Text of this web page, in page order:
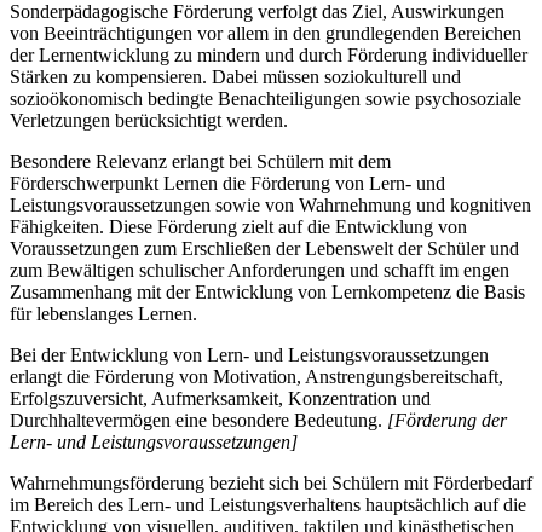
Sonderpädagogische Förderung verfolgt das Ziel, Auswirkungen
von Beeinträchtigungen vor allem in den grundlegenden Bereichen
der Lernentwicklung zu mindern und durch Förderung individueller
Stärken zu kompensieren. Dabei müssen soziokulturell und
sozioökonomisch bedingte Benachteiligungen sowie psychosoziale
Verletzungen berücksichtigt werden.
Besondere Relevanz erlangt bei Schülern mit dem
Förderschwerpunkt Lernen die Förderung von Lern- und
Leistungsvoraussetzungen sowie von Wahrnehmung und kognitiven
Fähigkeiten. Diese Förderung zielt auf die Entwicklung von
Voraussetzungen zum Erschließen der Lebenswelt der Schüler und
zum Bewältigen schulischer Anforderungen und schafft im engen
Zusammenhang mit der Entwicklung von Lernkompetenz die Basis
für lebenslanges Lernen.
Bei der Entwicklung von Lern- und Leistungsvoraussetzungen
erlangt die Förderung von Motivation, Anstrengungsbereitschaft,
Erfolgszuversicht, Aufmerksamkeit, Konzentration und
Durchhaltevermögen eine besondere Bedeutung. [Förderung der
Lern- und Leistungsvoraussetzungen]
Wahrnehmungsförderung bezieht sich bei Schülern mit Förderbedarf
im Bereich des Lern- und Leistungsverhaltens hauptsächlich auf die
Entwicklung von visuellen, auditiven, taktilen und kinästhetischen